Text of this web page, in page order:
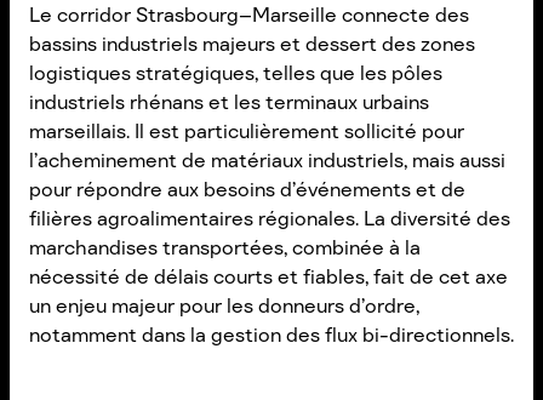
Le corridor Strasbourg–Marseille connecte des
bassins industriels majeurs et dessert des zones
logistiques stratégiques, telles que les pôles
industriels rhénans et les terminaux urbains
marseillais. Il est particulièrement sollicité pour
l’acheminement de matériaux industriels, mais aussi
pour répondre aux besoins d’événements et de
filières agroalimentaires régionales. La diversité des
marchandises transportées, combinée à la
nécessité de délais courts et fiables, fait de cet axe
un enjeu majeur pour les donneurs d’ordre,
notamment dans la gestion des flux bi-directionnels.